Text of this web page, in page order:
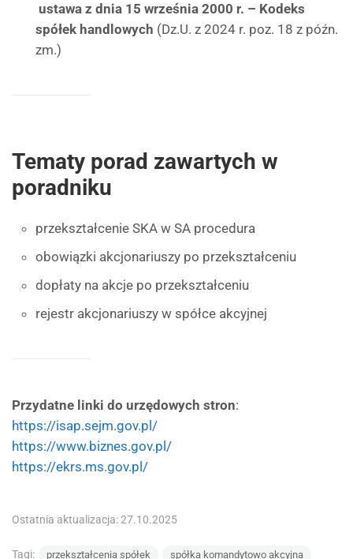
ustawa z dnia 15 września 2000 r. – Kodeks
spółek handlowych (Dz.U. z 2024 r. poz. 18 z późn.
zm.)
Tematy porad zawartych w
poradniku
przekształcenie SKA w SA procedura
obowiązki akcjonariuszy po przekształceniu
dopłaty na akcje po przekształceniu
rejestr akcjonariuszy w spółce akcyjnej
Przydatne linki do urzędowych stron:
https://isap.sejm.gov.pl/
https://www.biznes.gov.pl/
https://ekrs.ms.gov.pl/
Ostatnia aktualizacja: 27.10.2025
Tagi: przekształcenia spółek spółka komandytowo akcyjna